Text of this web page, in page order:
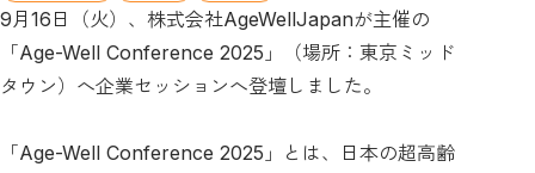
9月16日（火）、株式会社AgeWellJapanが主催の
「Age-Well Conference 2025」（場所：東京ミッド
タウン）へ企業セッションへ登壇しました。
「Age-Well Conference 2025」とは、日本の超高齢